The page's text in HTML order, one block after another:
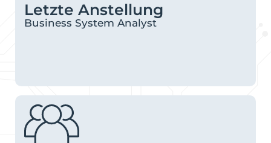
Letzte Anstellung
Business System Analyst